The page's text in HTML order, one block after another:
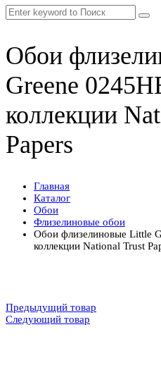
Обои
Greene
коллекции
Papers
Главная
Каталог
Обои
Флизелиновые обои
Обои флизелиновые Little
коллекции National Trust
Предыдущий товар
Следующий товар